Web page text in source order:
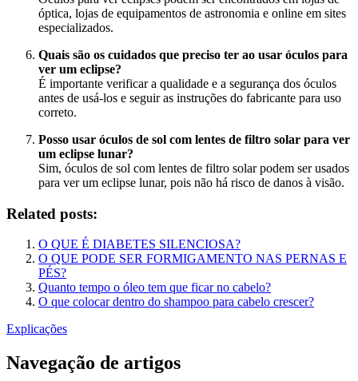
óptica, lojas de equipamentos de astronomia e online em sites
especializados.
Quais são os cuidados que preciso ter ao usar óculos para
ver um eclipse?
É importante verificar a qualidade e a segurança dos óculos
antes de usá-los e seguir as instruções do fabricante para uso
correto.
Posso usar óculos de sol com lentes de filtro solar para ver
um eclipse lunar?
Sim, óculos de sol com lentes de filtro solar podem ser usados
para ver um eclipse lunar, pois não há risco de danos à visão.
Related posts:
O QUE É DIABETES SILENCIOSA?
O QUE PODE SER FORMIGAMENTO NAS PERNAS E
PÉS?
Quanto tempo o óleo tem que ficar no cabelo?
O que colocar dentro do shampoo para cabelo crescer?
Explicações
Navegação de artigos